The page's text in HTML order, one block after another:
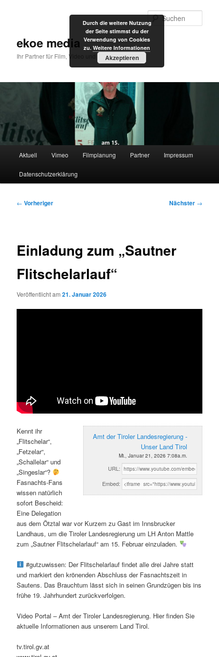
ekoe media
Ihr Partner für Film, Video und Internet
Aktuell Vimeo Filmplanung Partner Impressum
Datenschutzerklärung
Beitragsnavigation
← Vorheriger Nächster →
Einladung zum „Sautner
Flitschelarlauf“
Veröffentlicht am21. Januar 2026
Amt der Tiroler Landesregierung -
Unser Land Tirol
Mi., Januar 21, 2026 7:08a.m.
URL:
Embed:
Kennt ihr
„Flitschelar“,
„Fetzelar“,
„Schallelar“ und
„Singeslar“?
Fasnachts-Fans
wissen natürlich
sofort Bescheid:
Eine Delegation
aus dem Ötztal war vor Kurzem zu Gast im Innsbrucker
Landhaus, um die Tiroler Landesregierung um LH Anton Mattle
zum „Sautner Flitschelarlauf“ am 15. Februar einzuladen.
#gutzuwissen: Der Flitschelarlauf findet alle drei Jahre statt
und markiert den krönenden Abschluss der Fasnachtszeit in
Sautens. Das Brauchtum lässt sich in seinen Grundzügen bis ins
frühe 19. Jahrhundert zurückverfolgen.
Video Portal – Amt der Tiroler Landesregierung. Hier finden Sie
aktuelle Informationen aus unserem Land Tirol.
tv.tirol.gv.at
Durch die weitere Nutzung
der Seite stimmst du der
Verwendung von Cookies
zu. Weitere Informationen
Akzeptieren